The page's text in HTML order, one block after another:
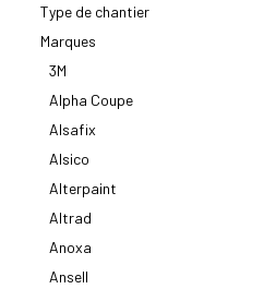
Type de chantier
Marques
3M
Alpha Coupe
Alsafix
Alsico
Alterpaint
Altrad
Anoxa
Ansell